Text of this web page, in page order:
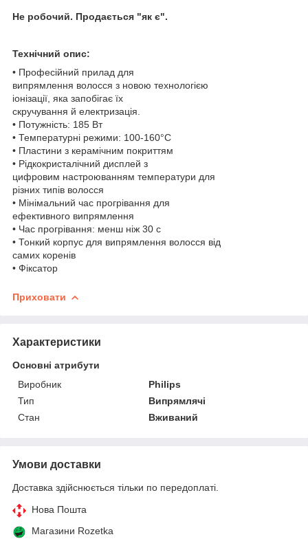
Не робочий. Продається "як є".
Технічний опис:
• Професійний прилад для
випрямлення волосся з новою технологією
іонізації, яка запобігає їх
скручування й електризація.
• Потужність: 185 Вт
• Температурні режими: 100-160°C
• Пластини з керамічним покриттям
• Рідкокристалічний дисплей з
цифровим настроюванням температури для
різних типів волосся
• Мінімальний час прогрівання для
ефективного випрямлення
• Час прогрівання: менш ніж 30 с
• Тонкий корпус для випрямлення волосся від
самих коренів
• Фіксатор
Приховати
Характеристики
Основні атрибути
Виробник
Philips
Тип
Випрямлячі
Стан
Вживаний
Умови доставки
Доставка здійснюється тільки по передоплаті.
Нова Пошта
Магазини Rozetka